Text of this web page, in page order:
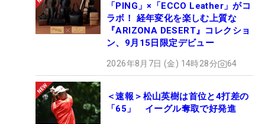
「PING」×「ECCO Leather」がコ
ラボ！ 経年変化を楽しむ上質な
『ARIZONA DESERT』コレクショ
ン、9月15日限定デビュー
2026年8月7日 (金) 14時28分 64
＜速報＞松山英樹は首位と4打差の
「65」 イーグル奪取で好発進